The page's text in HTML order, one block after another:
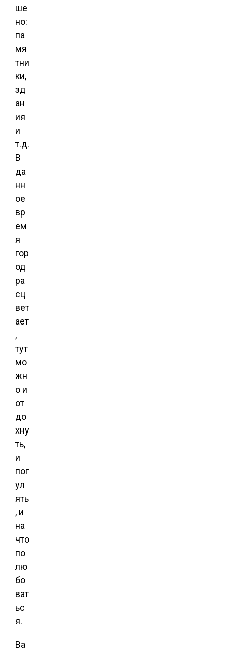
ше
но:
па
мя
тни
ки,
зд
ан
ия
и
т.д.
В
да
нн
ое
вр
ем
я
гор
од
ра
сц
вет
ает
,
тут
мо
жн
о и
от
до
хну
ть,
и
пог
ул
ять
, и
на
что
по
лю
бо
ват
ьс
я.
Ва